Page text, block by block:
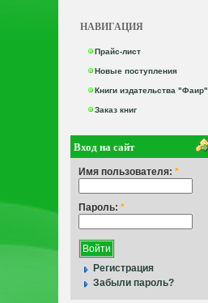
НАВИГАЦИЯ
Прайс-лист
Новые поступления
Книги издательства "Фаир"
Заказ книг
Вход на сайт
Имя пользователя: *
Пароль: *
Регистрация
Забыли пароль?